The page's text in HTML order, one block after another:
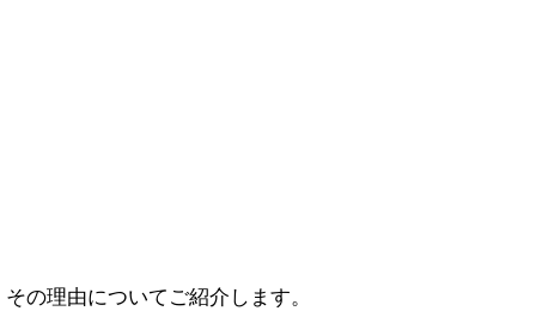
の理由についてご紹介します。